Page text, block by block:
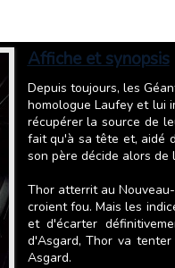
Affiche et synopsis
Depuis toujours, les
homologue Laufey et lui
récupérer la source de
fait qu'à sa tête et, aidé
son père décide alors de
Thor atterrit au
croient fou. Mais les
et d'écarter
d'Asgard, Thor va
Asgard.